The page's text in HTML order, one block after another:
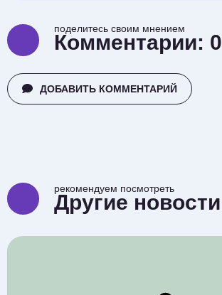
поделитесь своим мнением
Комментарии: 0
ДОБАВИТЬ КОММЕНТАРИЙ
рекомендуем посмотреть
Другие новости